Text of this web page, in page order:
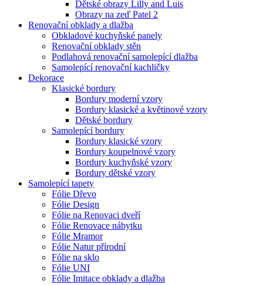
Dětské obrazy Lilly and Luis
Obrazy na zeď Patel 2
Renovační obklady a dlažba
Obkladové kuchyňské panely
Renovační obklady stěn
Podlahová renovační samolepící dlažba
Samolepící renovační kachličky
Dekorace
Klasické bordury
Bordury moderní vzory
Bordury klasické a květinové vzory
Dětské bordury
Samolepící bordury
Bordury klasické vzory
Bordury koupelnové vzory
Bordury kuchyňské vzory
Bordury dětské vzory
Samolepící tapety
Fólie Dřevo
Fólie Design
Fólie na Renovaci dveří
Fólie Renovace nábytku
Fólie Mramor
Fólie Natur přírodní
Fólie na sklo
Fólie UNI
Fólie Imitace obklady a dlažba